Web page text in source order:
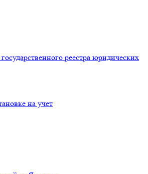
реестра юридических
на учет